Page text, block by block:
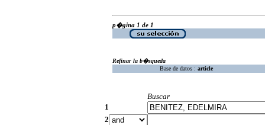
p�gina 1 de 1
Refinar la b�squeda
Base de datos : article
Buscar
1
2